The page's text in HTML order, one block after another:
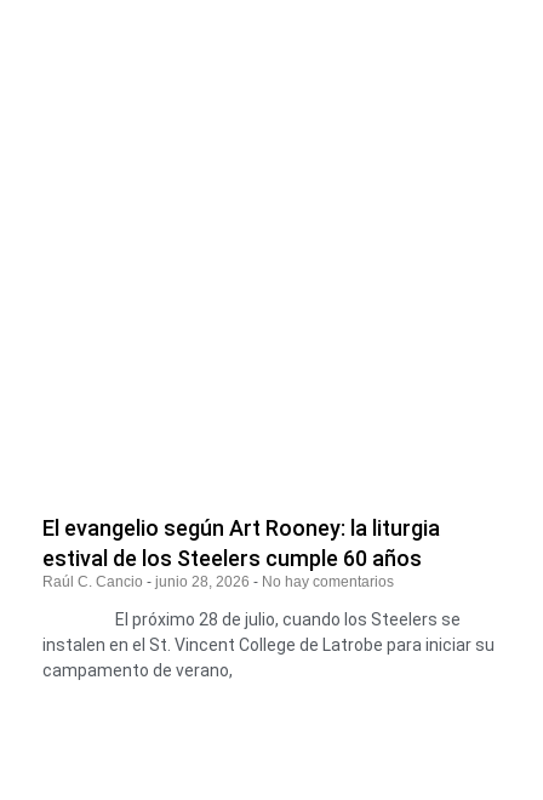
El evangelio según Art Rooney: la liturgia
estival de los Steelers cumple 60 años
Raúl C. Cancio junio 28, 2026 No hay comentarios
El próximo 28 de julio, cuando los Steelers se
instalen en el St. Vincent College de Latrobe para iniciar su
campamento de verano,